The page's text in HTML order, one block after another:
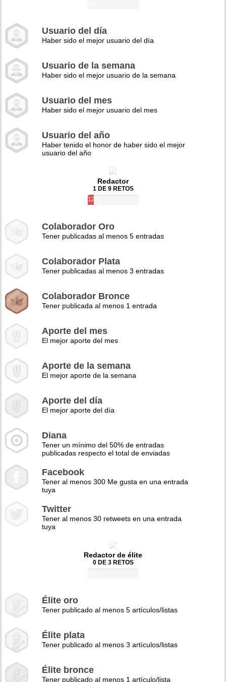
Usuario del día
Haber sido el mejor usuario del día
Usuario de la semana
Haber sido el mejor usuario de la semana
Usuario del mes
Haber sido el mejor usuario del mes
Usuario del año
Haber tenido el honor de haber sido el mejor
usuario del año
Redactor
1 DE 9 RETOS
12%
Colaborador Oro
Tener publicadas al menos 5 entradas
Colaborador Plata
Tener publicadas al menos 3 entradas
Colaborador Bronce
Tener publicada al menos 1 entrada
Aporte del mes
El mejor aporte del mes
Aporte de la semana
El mejor aporte de la semana
Aporte del día
El mejor aporte del día
Diana
Tener un mínimo del 50% de entradas
publicadas respecto el total de enviadas
Facebook
Tener al menos 300 Me gusta en una entrada
tuya
Twitter
Tener al menos 30 retweets en una entrada
tuya
Redactor de élite
0 DE 3 RETOS
Élite oro
Tener publicado al menos 5 artículos/listas
Élite plata
Tener publicado al menos 3 artículos/listas
Élite bronce
Tener publicado al menos 1 artículo/lista